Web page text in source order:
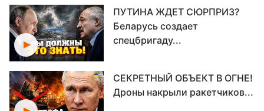
ПУТИНА ЖДЕТ СЮРПРИЗ?
Беларусь создает
спецбригаду...
СЕКРЕТНЫЙ ОБЪЕКТ В ОГНЕ!
Дроны накрыли ракетчиков...